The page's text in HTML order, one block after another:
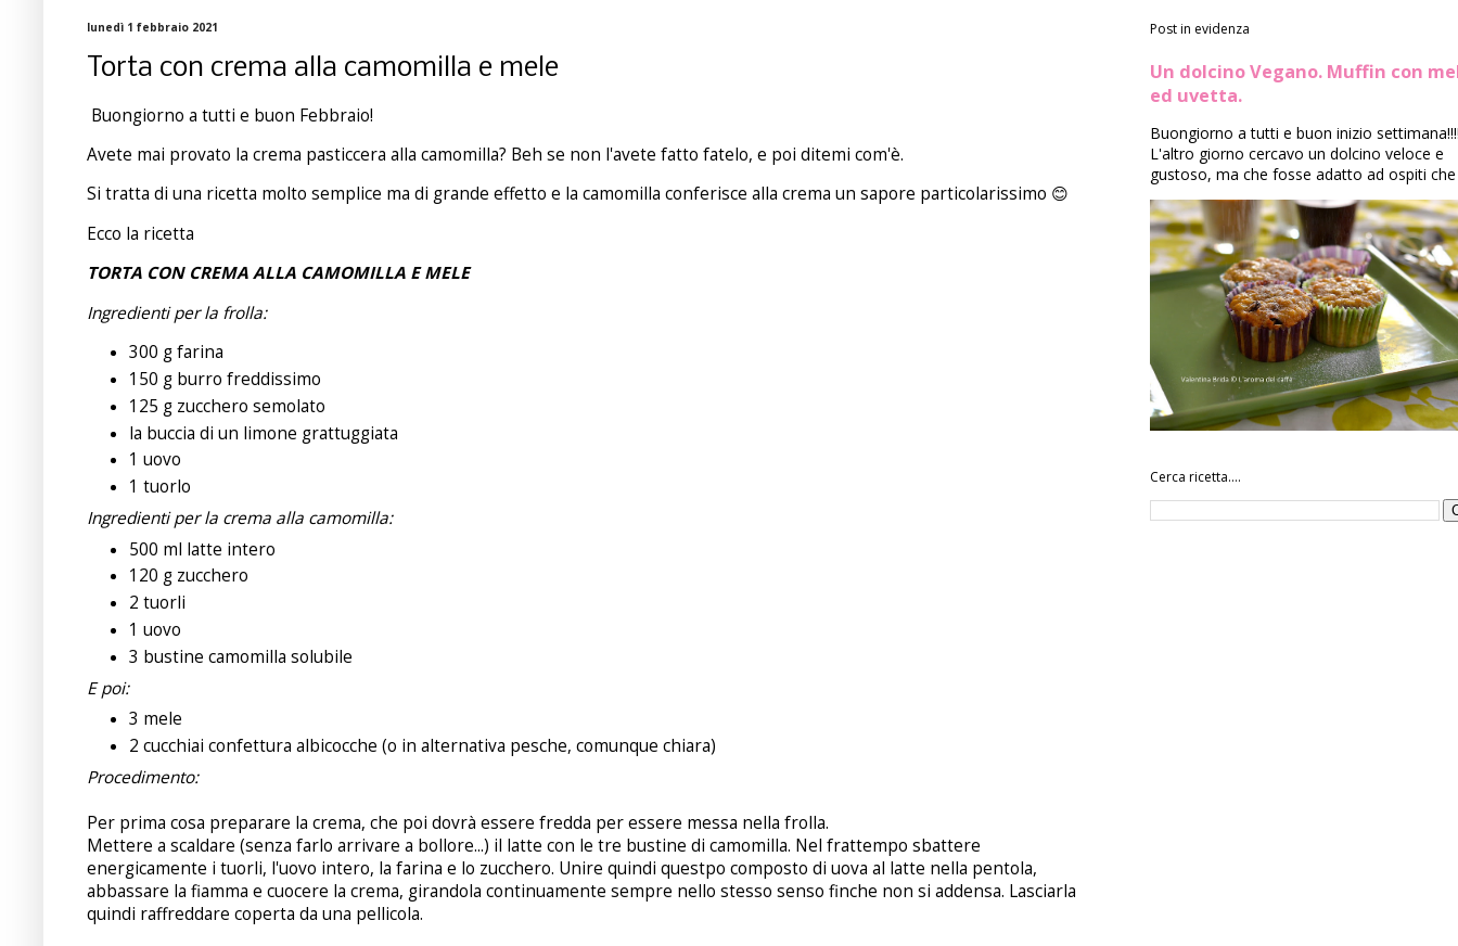
lunedì 1 febbraio 2021
Torta con crema alla camomilla e mele
Buongiorno a tutti e buon Febbraio!
Avete mai provato la crema pasticcera alla camomilla? Beh se non l'avete fatto fatelo, e poi ditemi com'è.
Si tratta di una ricetta molto semplice ma di grande effetto e la camomilla conferisce alla crema un sapore particolarissimo 😊
Ecco la ricetta
TORTA CON CREMA ALLA CAMOMILLA E MELE
Ingredienti per la frolla:
300 g farina
150 g burro freddissimo
125 g zucchero semolato
la buccia di un limone grattuggiata
1 uovo
1 tuorlo
Ingredienti per la crema alla camomilla:
500 ml latte intero
120 g zucchero
2 tuorli
1 uovo
3 bustine camomilla solubile
E poi:
3 mele
2 cucchiai confettura albicocche (o in alternativa pesche, comunque chiara)
Procedimento:
Per prima cosa preparare la crema, che poi dovrà essere fredda per essere messa nella frolla.
Mettere a scaldare (senza farlo arrivare a bollore...) il latte con le tre bustine di camomilla. Nel frattempo sbattere
energicamente i tuorli, l'uovo intero, la farina e lo zucchero. Unire quindi questpo composto di uova al latte nella pentola,
abbassare la fiamma e cuocere la crema, girandola continuamente sempre nello stesso senso finche non si addensa. Lasciarla
quindi raffreddare coperta da una pellicola.
Post in evidenza
Un dolcino Vegano. Muffin con
ed uvetta.
Buongiorno a tutti e buon inizio
L'altro giorno cercavo un dolcino veloce e
gustoso, ma che fosse adatto ad ospiti che
Cerca ricetta....